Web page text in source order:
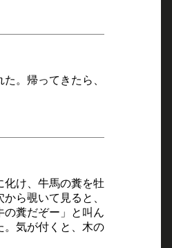
。帰ってきたら、
化け、牛馬の糞を牡
ら覗いて見ると、
の糞だぞー」と叫ん
。気が付くと、木の